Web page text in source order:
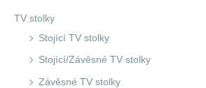
TV stolky
Stojící TV stolky
Stojící/Závěsné TV stolky
Závěsné TV stolky